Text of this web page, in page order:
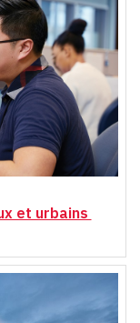
et urbains